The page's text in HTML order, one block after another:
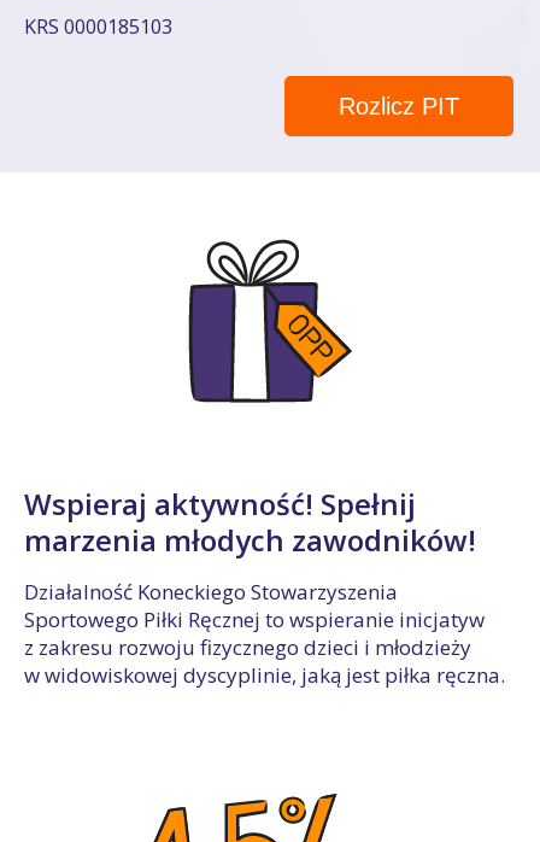
KRS 0000185103
Rozlicz PIT
Wspieraj aktywność! Spełnij
marzenia młodych zawodników!
Działalność Koneckiego Stowarzyszenia
Sportowego Piłki Ręcznej to wspieranie inicjatyw
z zakresu rozwoju fizycznego dzieci i młodzieży
w widowiskowej dyscyplinie, jaką jest piłka ręczna.